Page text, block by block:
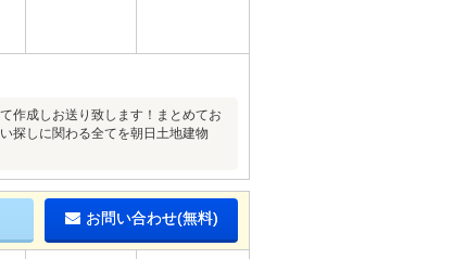
作成しお送り致します！まとめてお
探しに関わる全てを朝日土地建物
お問い合わせ(無料)